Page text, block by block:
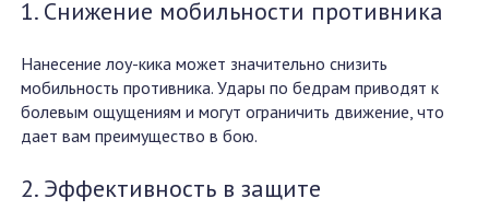
1. Снижение мобильности противника
Нанесение лоу-кика может значительно снизить
мобильность противника. Удары по бедрам приводят к
болевым ощущениям и могут ограничить движение, что
дает вам преимущество в бою.
2. Эффективность в защите